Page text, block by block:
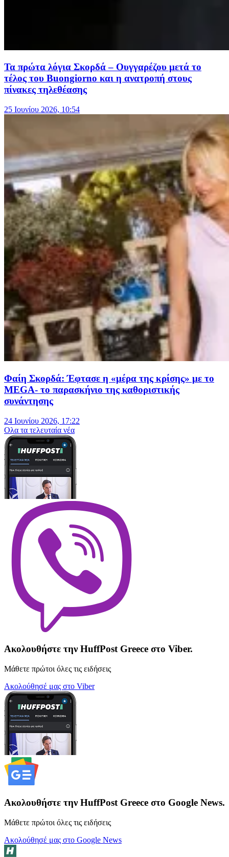
Τα πρώτα λόγια Σκορδά – Ουγγαρέζου μετά το
τέλος του Buongiorno και η ανατροπή στους
πίνακες τηλεθέασης
25 Ιουνίου 2026, 10:54
Φαίη Σκορδά: Έφτασε η «μέρα της κρίσης» με το
MEGA- το παρασκήνιο της καθοριστικής
συνάντησης
24 Ιουνίου 2026, 17:22
Oλα τα τελευταία νέα
Ακολουθήστε την HuffPost Greece στο Viber.
Μάθετε πρώτοι όλες τις ειδήσεις
Ακολούθησέ μας στο Viber
Ακολουθήστε την HuffPost Greece στο Google News.
Μάθετε πρώτοι όλες τις ειδήσεις
Ακολούθησέ μας στο Google News